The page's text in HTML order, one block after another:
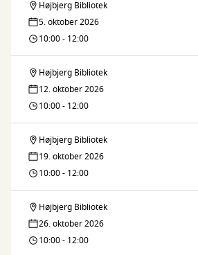
Digital
Café
Højbjerg Bibliotek
5. oktober 2026
10:00 - 12:00
Digital
Café
Højbjerg Bibliotek
12. oktober 2026
10:00 - 12:00
Digital
Café
Højbjerg Bibliotek
19. oktober 2026
10:00 - 12:00
Digital
Café
Højbjerg Bibliotek
26. oktober 2026
10:00 - 12:00